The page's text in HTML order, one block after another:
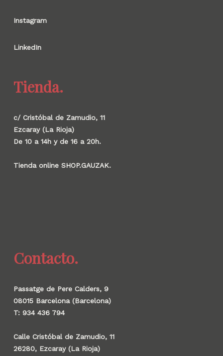
Instagram
LinkedIn
Tienda.
c/ Cristóbal de Zamudio, 11
Ezcaray (La Rioja)
De 10 a 14h y de 16 a 20h.
Tienda online SHOP.GAUZAK.
Contacto.
Passatge de Pere Calders, 9
08015 Barcelona (Barcelona)
T: 934 436 794
Calle Cristóbal de Zamudio, 11
26280, Ezcaray (La Rioja)